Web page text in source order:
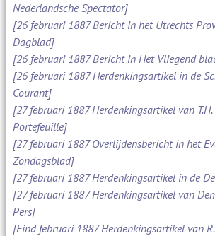
Nederlandsche Spectator]
[26 februari 1887 Bericht in het Utrechts
Dagblad]
[26 februari 1887 Bericht in Het Vliegend
[26 februari 1887 Herdenkingsartikel in de
Courant]
[27 februari 1887 Herdenkingsartikel van
Portefeuille]
[27 februari 1887 Overlijdensbericht in het
Zondagsblad]
[27 februari 1887 Herdenkingsartikel in de
[27 februari 1887 Herdenkingsartikel van
Pers]
[Eind februari 1887 Herdenkingsartikel van